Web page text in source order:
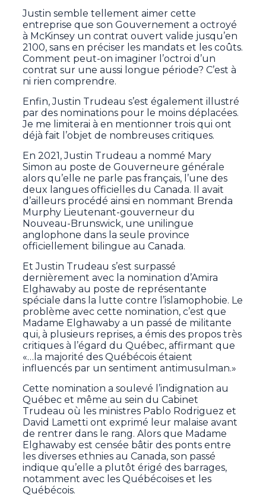
Justin semble tellement aimer cette
entreprise que son Gouvernement a octroyé
à McKinsey un contrat ouvert valide jusqu’en
2100, sans en préciser les mandats et les coûts.
Comment peut-on imaginer l’octroi d’un
contrat sur une aussi longue période? C’est à
ni rien comprendre.
Enfin, Justin Trudeau s’est également illustré
par des nominations pour le moins déplacées.
Je me limiterai à en mentionner trois qui ont
déjà fait l’objet de nombreuses critiques.
En 2021, Justin Trudeau a nommé Mary
Simon au poste de Gouverneure générale
alors qu’elle ne parle pas français, l’une des
deux langues officielles du Canada. Il avait
d’ailleurs procédé ainsi en nommant Brenda
Murphy Lieutenant-gouverneur du
Nouveau-Brunswick, une unilingue
anglophone dans la seule province
officiellement bilingue au Canada.
Et Justin Trudeau s’est surpassé
dernièrement avec la nomination d’Amira
Elghawaby au poste de représentante
spéciale dans la lutte contre l’islamophobie. Le
problème avec cette nomination, c’est que
Madame Elghawaby a un passé de militante
qui, à plusieurs reprises, a émis des propos très
critiques à l’égard du Québec, affirmant que
«…la majorité des Québécois étaient
influencés par un sentiment antimusulman.»
Cette nomination a soulevé l’indignation au
Québec et même au sein du Cabinet
Trudeau où les ministres Pablo Rodriguez et
David Lametti ont exprimé leur malaise avant
de rentrer dans le rang. Alors que Madame
Elghawaby est censée bâtir des ponts entre
les diverses ethnies au Canada, son passé
indique qu’elle a plutôt érigé des barrages,
notamment avec les Québécoises et les
Québécois.